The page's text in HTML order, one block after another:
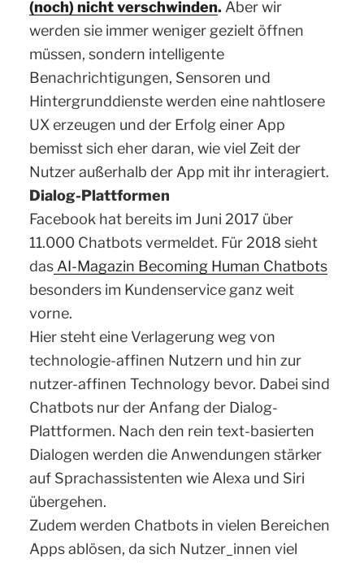
(noch) nicht verschwinden. Aber wir
werden sie immer weniger gezielt öffnen
müssen, sondern intelligente
Benachrichtigungen, Sensoren und
Hintergrunddienste werden eine nahtlosere
UX erzeugen und der Erfolg einer App
bemisst sich eher daran, wie viel Zeit der
Nutzer außerhalb der App mit ihr interagiert.
Dialog-Plattformen
Facebook hat bereits im Juni 2017 über
11.000 Chatbots vermeldet. Für 2018 sieht
das AI-Magazin Becoming Human Chatbots
besonders im Kundenservice ganz weit
vorne.
Hier steht eine Verlagerung weg von
technologie-affinen Nutzern und hin zur
nutzer-affinen Technology bevor. Dabei sind
Chatbots nur der Anfang der Dialog-
Plattformen. Nach den rein text-basierten
Dialogen werden die Anwendungen stärker
auf Sprachassistenten wie Alexa und Siri
übergehen.
Zudem werden Chatbots in vielen Bereichen
Apps ablösen, da sich Nutzer_innen viel